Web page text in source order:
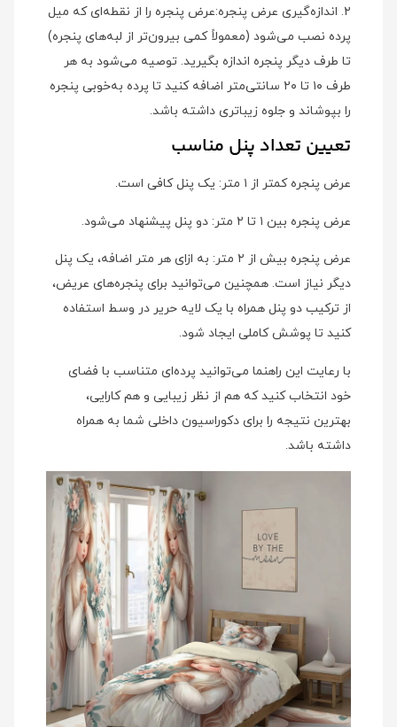
۲. اندازه‌گیری عرض پنجره:عرض پنجره را از نقطه‌ای که میل
پرده نصب می‌شود (معمولاً کمی بیرون‌تر از لبه‌های پنجره)
تا طرف دیگر پنجره اندازه بگیرید. توصیه می‌شود به هر
طرف ۱۰ تا ۲۰ سانتی‌متر اضافه کنید تا پرده به‌خوبی پنجره
را بپوشاند و جلوه زیباتری داشته باشد.
تعیین تعداد پنل مناسب
عرض پنجره کمتر از ۱ متر: یک پنل کافی است.
عرض پنجره بین ۱ تا ۲ متر: دو پنل پیشنهاد می‌شود.
عرض پنجره بیش از ۲ متر: به ازای هر متر اضافه، یک پنل
دیگر نیاز است. همچنین می‌توانید برای پنجره‌های عریض،
از ترکیب دو پنل همراه با یک لایه حریر در وسط استفاده
کنید تا پوشش کاملی ایجاد شود.
با رعایت این راهنما می‌توانید پرده‌ای متناسب با فضای
خود انتخاب کنید که هم از نظر زیبایی و هم کارایی،
بهترین نتیجه را برای دکوراسیون داخلی شما به همراه
داشته باشد.